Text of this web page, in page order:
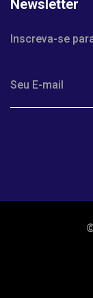
Newsletter
Inscreva-se